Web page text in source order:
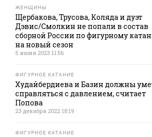
ЖЕНЩИНЫ
Щербакова, Трусова, Коляда и дуэт
Дэвис/Смолкин не попали в состав
сборной России по фигурному
на новый сезон
5 июня 2023 11:56
ФИГУРНОЕ КАТАНИЕ
Худайбердиева и Базин должны
справляться с давлением, считает
Попова
23 декабря 2022 18:19
ФИГУРНОЕ КАТАНИЕ